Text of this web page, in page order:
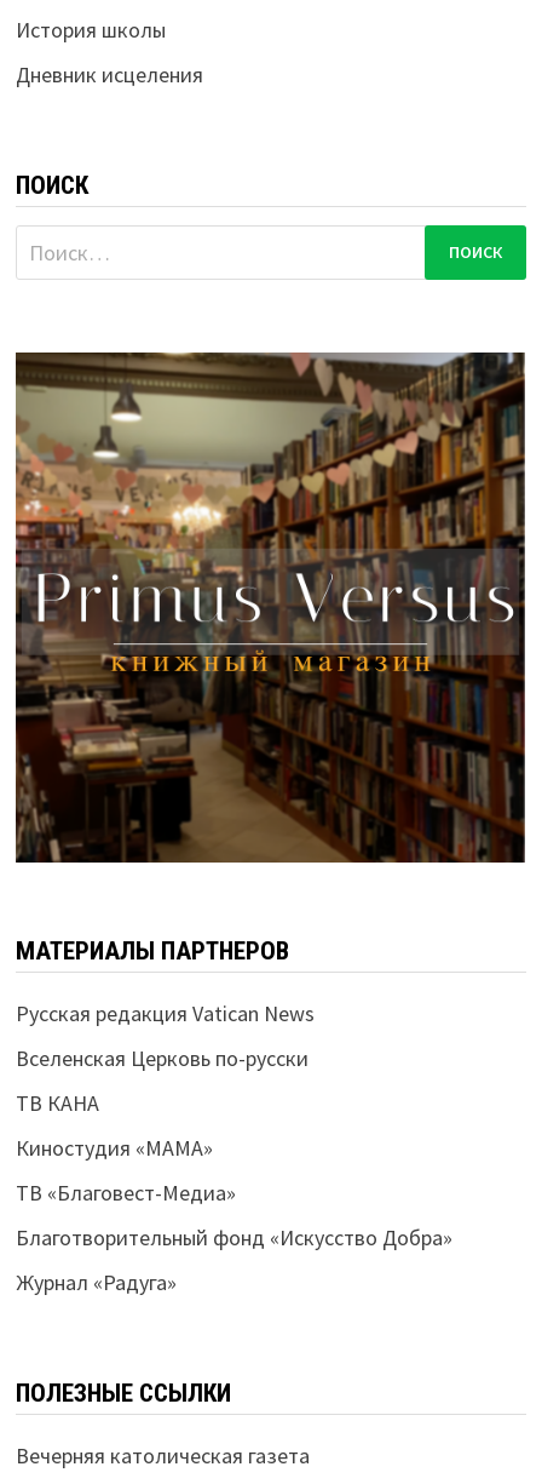
История школы
Дневник исцеления
ПОИСК
Найти:
МАТЕРИАЛЫ ПАРТНЕРОВ
Русская редакция Vatican News
Вселенская Церковь по-русски
ТВ КАНА
Киностудия «МАМА»
ТВ «Благовест-Медиа»
Благотворительный фонд «Искусство Добра»
Журнал «Радуга»
ПОЛЕЗНЫЕ ССЫЛКИ
Вечерняя католическая газета